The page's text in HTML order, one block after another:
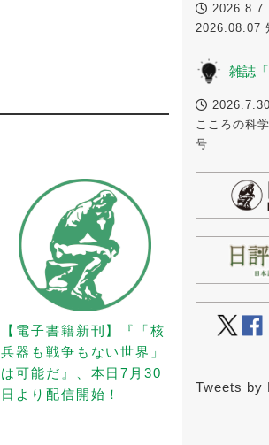
【電子書籍新刊】『「核
兵器も戦争もない世界」
は可能だ』、本日7月30
日より配信開始！
2026.8.7
2026.08.07
雑誌
2026.7.30
こころの科
号
Tweets by